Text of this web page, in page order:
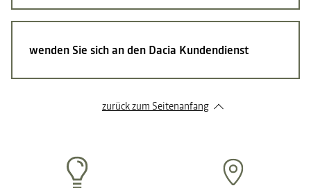
wenden Sie sich an den Dacia Kundendienst
zurück zum Seitenanfang